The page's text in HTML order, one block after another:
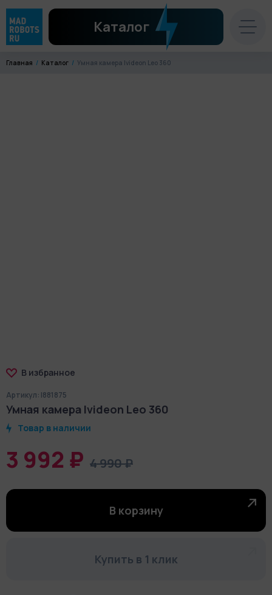
Каталог
Главная Каталог Умная камера Ivideon Leo 360
В избранное
Артикул: I881875
Умная камера Ivideon Leo 360
Товар в наличии
3 992 ₽ 4 990 ₽
В корзину
Купить в 1 клик